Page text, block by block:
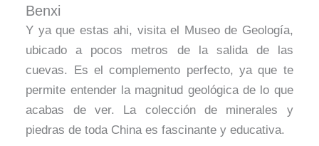
Benxi
Y ya que estas ahi, visita el Museo de Geología,
ubicado a pocos metros de la salida de las
cuevas. Es el complemento perfecto, ya que te
permite entender la magnitud geológica de lo que
acabas de ver. La colección de minerales y
piedras de toda China es fascinante y educativa.